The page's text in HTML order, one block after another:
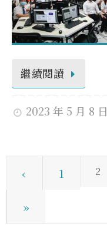
繼續閱讀
2023 年 5 月 8 日
‹ 1 2
»